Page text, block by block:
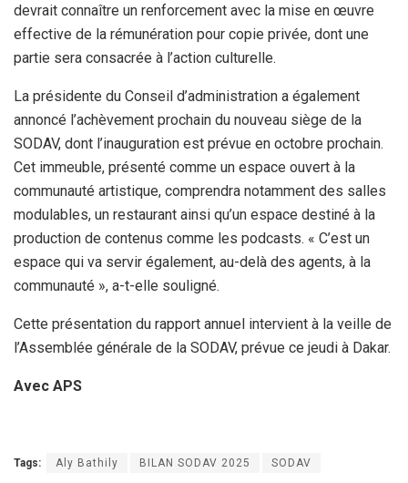
devrait connaître un renforcement avec la mise en œuvre
effective de la rémunération pour copie privée, dont une
partie sera consacrée à l’action culturelle.
‎La présidente du Conseil d’administration a également
annoncé l’achèvement prochain du nouveau siège de la
SODAV, dont l’inauguration est prévue en octobre prochain.
Cet immeuble, présenté comme un espace ouvert à la
communauté artistique, comprendra notamment des salles
modulables, un restaurant ainsi qu’un espace destiné à la
production de contenus comme les podcasts. « C’est un
espace qui va servir également, au-delà des agents, à la
communauté », a-t-elle souligné.
‎Cette présentation du rapport annuel intervient à la veille de
l’Assemblée générale de la SODAV, prévue ce jeudi à Dakar.
Avec APS
Tags: Aly Bathily BILAN SODAV 2025 SODAV